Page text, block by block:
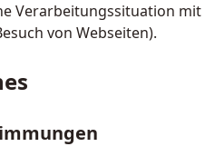
Verarbeitungssituation
von Webseiten).